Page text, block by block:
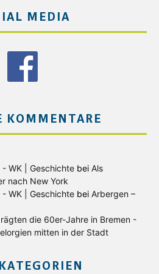
MEDIA
KOMMENTARE
WK | Geschichte bei Als
nach New York
WK | Geschichte bei Arbergen –
die 60er-Jahre in Bremen -
mitten in der Stadt